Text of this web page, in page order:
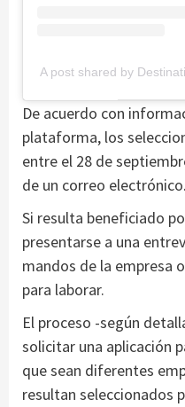
A post shared by
De acuerdo con
plataforma, los
entre el 28 de
de un correo electrónico.
Si resulta beneficiado
presentarse a una
mandos de la empresa
para laborar.
El proceso -según
solicitar una aplicación
que sean diferentes
resultan seleccionados